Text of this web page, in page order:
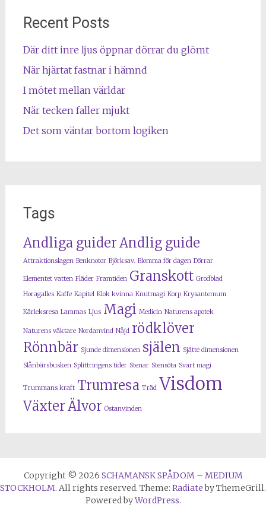
Recent Posts
Där ditt inre ljus öppnar dörrar du glömt
När hjärtat fastnar i hämnd
I mötet mellan världar
När tecken faller mjukt
Det som väntar bortom logiken
Tags
Andliga guiderAndlig guide
Attraktionslagen Benknotor Björksav. Blomma för dagen Dörrar
Elementet vatten Fläder Framtiden Granskott Grodblad
Horagalles Kaffe Kapitel Klok kvinna Knutmagi Korp Krysantemum
Kärleksresa Lammas Ljus Magi Medicin Naturens apotek
Naturens väktare Nordanvind Nåjd rödklöver
Rönnbär Sjunde dimensionen själen Sjätte dimensionen
Slånbärsbusken Splittringens tider Stenar Stensöta Svart magi
Trummans kraft Trumresa Träd Visdom
VäxterÄlvor Östanvinden
Copyright © 2026 SCHAMANSK SPÅDOM – MEDIUM
STOCKHOLM. All rights reserved. Theme: Radiateby ThemeGrill.
Powered byWordPress.